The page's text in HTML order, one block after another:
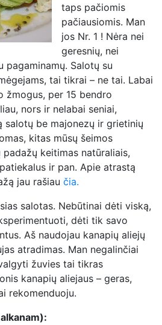
taps pačiomis
pačiausiomis. Man
jos Nr. 1 ! Nėra nei
geresnių, nei
pagaminamų. Salotų su
tai tikrai – ne tai. Labai
žmogus, per 15 bendro
nors ir nelabai seniai,
be majonezų ir grietinių
kitas mūsų šeimos
keitimas natūraliais,
ir pan. Apie atrastą
jau rašiau čia.
salotas. Nebūtinai dėti viską,
dėti tik savo
Aš naudojau kanapių aliejų
atradimas. Man negalinčiai
žuvies tai tikras
kanapių aliejaus – geras,
rekomenduoju.